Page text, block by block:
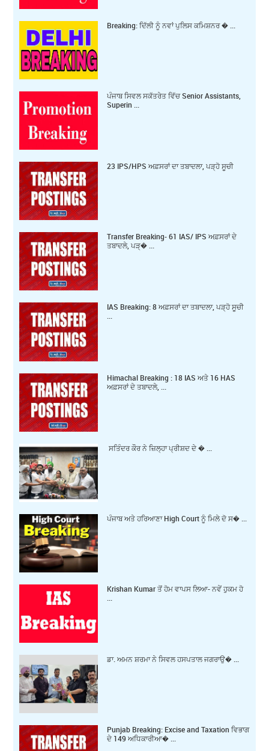
Breaking: ਦਿੱਲੀ ਨੂੰ ਨਵਾਂ ਪੁਲਿਸ ਕਮਿਸ਼ਨਰ � ...
ਪੰਜਾਬ ਸਿਵਲ ਸਕੱਤਰੇਤ ਵਿੱਚ Senior Assistants,
Superin ...
23 IPS/HPS ਅਫ਼ਸਰਾਂ ਦਾ ਤਬਾਦਲਾ, ਪੜ੍ਹੋ ਸੂਚੀ
Transfer Breaking- 61 IAS/ IPS ਅਫ਼ਸਰਾਂ ਦੇ
ਤਬਾਦਲੇ, ਪੜ੍� ...
IAS Breaking: 8 ਅਫ਼ਸਰਾਂ ਦਾ ਤਬਾਦਲਾ, ਪੜ੍ਹੋ ਸੂਚੀ
...
Himachal Breaking : 18 IAS ਅਤੇ 16 HAS
ਅਫ਼ਸਰਾਂ ਦੇ ਤਬਾਦਲੇ, ...
ਸਤਿੰਦਰ ਕੌਰ ਨੇ ਜ਼ਿਲ੍ਹਾ ਪ੍ਰੀਸ਼ਦ ਦੇ � ...
ਪੰਜਾਬ ਅਤੇ ਹਰਿਆਣਾ High Court ਨੂੰ ਮਿਲੇ ਦੋ ਸ� ...
Krishan Kumar ਤੋਂ ਹੋਮ ਵਾਪਸ ਲਿਆ- ਨਵੇਂ ਹੁਕਮ ਹੋ
ਡਾ. ਅਮਨ ਸ਼ਰਮਾ ਨੇ ਸਿਵਲ ਹਸਪਤਾਲ ਜਗਰਾਉ� ...
Punjab Breaking: Excise and Taxation ਵਿਭਾਗ
ਦੇ 149 ਅਧਿਕਾਰੀਆ� ...